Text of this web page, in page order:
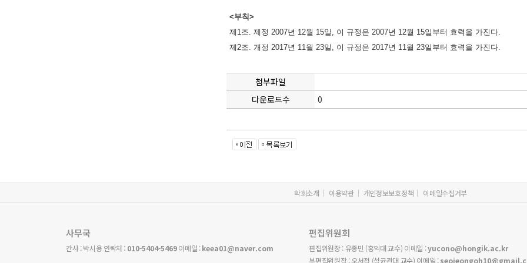
<부칙>
제1조. 제정 2007년 12월 15일, 이 규정은 2007년 12월 15일부터 효력을 가진다.
제2조. 개정 2017년 11월 23일, 이 규정은 2017년 11월 23일부터 효력을 가진다.
첨부파일
다운로드수
0
학회소개 이용약관 개인정보보호정책 이메일수집거부
사무국
간사 : 박시용 연락처 : 010-5404-5469이메일 :keea01@naver.com
편집위원회
편집위원장 : 유종민 (홍익대 교수) 이메일 :yucono@hongik.ac.kr
부편집위원장 : 오서정 (성균관대 교수) 이메일 :